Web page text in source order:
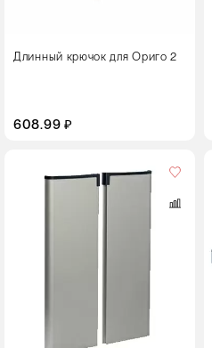
Длинный крючок для Ориго 2
608.99 ₽